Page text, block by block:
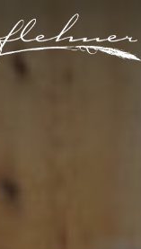
und